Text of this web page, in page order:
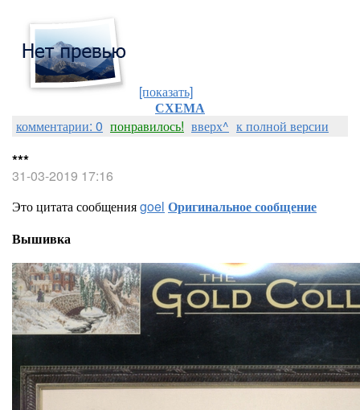
[показать]
СХЕМА
комментарии: 0 понравилось! вверх^ к полной версии
***
31-03-2019 17:16
Это цитата сообщенияgoel Оригинальное сообщение
Вышивка